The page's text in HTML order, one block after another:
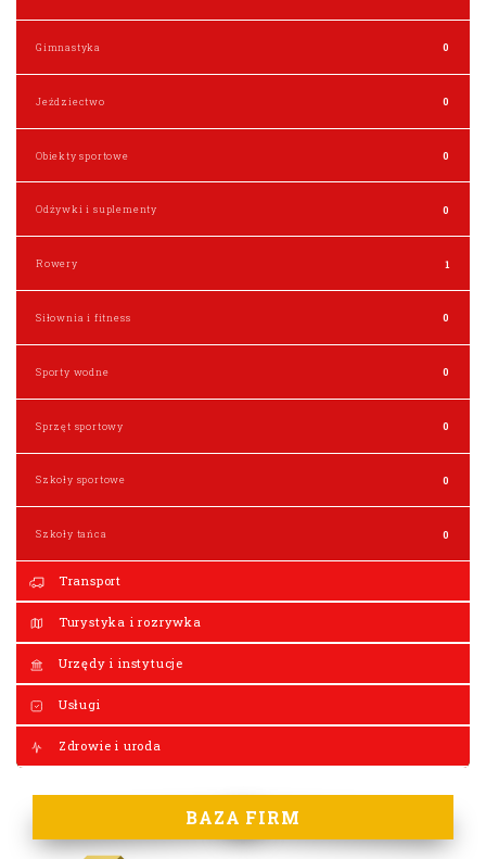
Gimnastyka 0
Jeździectwo 0
Obiekty sportowe 0
Odżywki i suplementy 0
Rowery 1
Siłownia i fitness 0
Sporty wodne 0
Sprzęt sportowy 0
Szkoły sportowe 0
Szkoły tańca 0
Transport
Turystyka i rozrywka
Urzędy i instytucje
Usługi
Zdrowie i uroda
BAZA FIRM